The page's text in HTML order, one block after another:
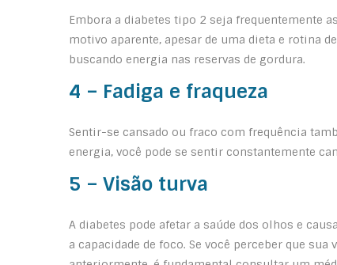
Embora a diabetes tipo 2 seja frequentemente
motivo aparente, apesar de uma dieta e rotina
buscando energia nas reservas de gordura.
4 – Fadiga e fraqueza
Sentir-se cansado ou fraco com frequência
energia, você pode se sentir constantemente
5 – Visão turva
A diabetes pode afetar a saúde dos olhos e
a capacidade de foco. Se você perceber que